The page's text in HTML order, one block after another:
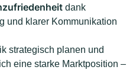
dank
und klarer Kommunikation
strategisch planen und
eine starke Marktposition –